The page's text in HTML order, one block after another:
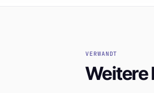
VERWANDT
Weitere